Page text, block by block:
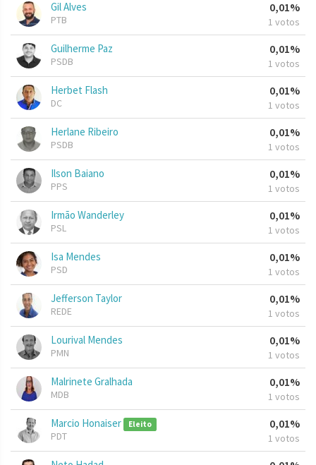
Gil Alves
PTB
0,01%
1 votos
Guilherme Paz
PSDB
0,01%
1 votos
Herbet Flash
DC
0,01%
1 votos
Herlane Ribeiro
PSDB
0,01%
1 votos
Ilson Baiano
PPS
0,01%
1 votos
Irmão Wanderley
PSL
0,01%
1 votos
Isa Mendes
PSD
0,01%
1 votos
Jefferson Taylor
REDE
0,01%
1 votos
Lourival Mendes
PMN
0,01%
1 votos
Malrinete Gralhada
MDB
0,01%
1 votos
Marcio Honaiser Eleito
PDT
0,01%
1 votos